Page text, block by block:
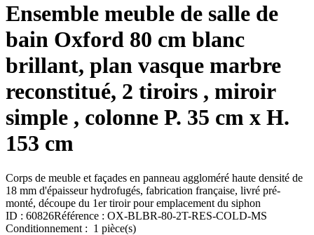
Ensemble meuble de salle de
bain Oxford 80 cm blanc
brillant, plan vasque marbre
reconstitué, 2 tiroirs , miroir
simple , colonne P. 35 cm x H.
153 cm
Corps de meuble et façades en panneau aggloméré haute densité de
18 mm d'épaisseur hydrofugés, fabrication française, livré pré-
monté, découpe du 1er tiroir pour emplacement du siphon
ID : 60826Référence : OX-BLBR-80-2T-RES-COLD-MS
Conditionnement : 1 pièce(s)